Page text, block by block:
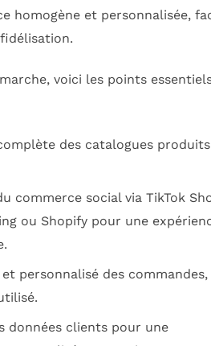
homogène et personnalisée,
voici les points
des catalogues
commerce social via TikTok
ou Shopify pour une
personnalisé des commandes,
données clients pour une